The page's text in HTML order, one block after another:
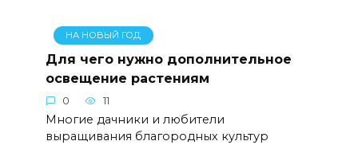
НА НОВЫЙ ГОД
Для чего нужно дополнительное
освещение растениям
0 11
Многие дачники и любители
выращивания благородных культур